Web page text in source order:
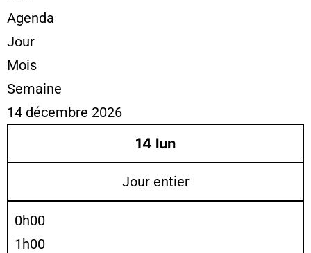
Agenda
Jour
Mois
Semaine
14 décembre 2026
14 lun
Jour entier
0h00
1h00